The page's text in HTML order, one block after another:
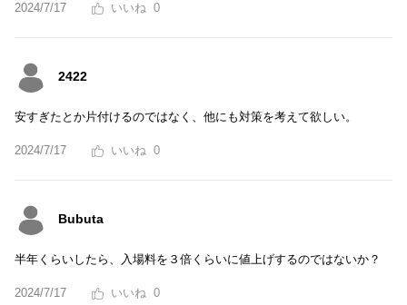
2024/7/17 0
2422
安すぎたとか片付けるのではなく、他にも対策を考えて欲しい。
2024/7/17 0
Bubuta
半年くらいしたら、入場料を３倍くらいに値上げするのではないか？
2024/7/17 0